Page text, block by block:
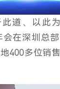
道、以此
会在深圳总
400多位销